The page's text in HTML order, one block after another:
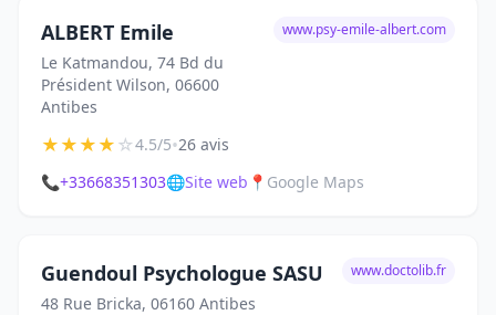
ALBERT Emile
Le Katmandou, 74 Bd du
Président Wilson, 06600
Antibes
www.psy-emile-albert.com
★★★★☆4.5/5•26 avis
📞+33668351303🌐Site web 📍 Google Maps
Guendoul Psychologue SASU
48 Rue Bricka, 06160 Antibes
www.doctolib.fr